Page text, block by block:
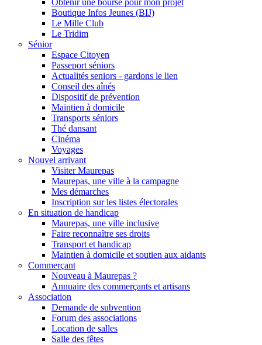
Obtenir une bourse pour mon projet
Boutique Infos Jeunes (BIJ)
Le Mille Club
Le Tridim
Sénior
Espace Citoyen
Passeport séniors
Actualités seniors - gardons le lien
Conseil des aînés
Dispositif de prévention
Maintien à domicile
Transports séniors
Thé dansant
Cinéma
Voyages
Nouvel arrivant
Visiter Maurepas
Maurepas, une ville à la campagne
Mes démarches
Inscription sur les listes électorales
En situation de handicap
Maurepas, une ville inclusive
Faire reconnaître ses droits
Transport et handicap
Maintien à domicile et soutien aux aidants
Commerçant
Nouveau à Maurepas ?
Annuaire des commerçants et artisans
Association
Demande de subvention
Forum des associations
Location de salles
Salle des fêtes